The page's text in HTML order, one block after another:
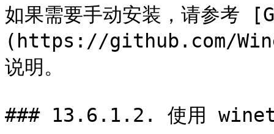
如果需要手动安装，请参考
(https://github.com/
说明。
### 13.6.1.2. 使用